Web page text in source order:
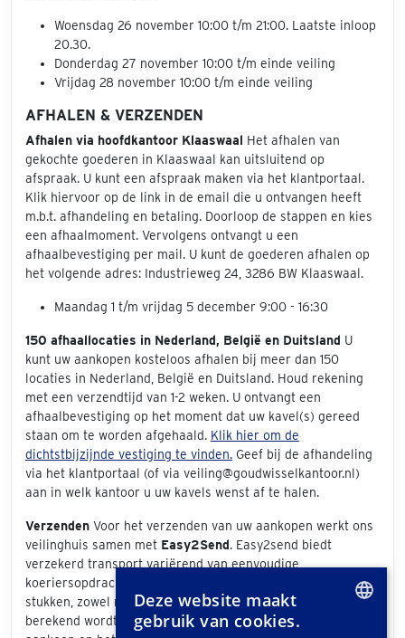
Woensdag 26 november 10:00 t/m 21:00. Laatste inloop
20.30.
Donderdag 27 november 10:00 t/m einde veiling
Vrijdag 28 november 10:00 t/m einde veiling
AFHALEN & VERZENDEN
Afhalen via hoofdkantoor Klaaswaal Het afhalen van
gekochte goederen in Klaaswaal kan uitsluitend op
afspraak. U kunt een afspraak maken via het klantportaal.
Klik hiervoor op de link in de email die u ontvangen heeft
m.b.t. afhandeling en betaling. Doorloop de stappen en kies
een afhaalmoment. Vervolgens ontvangt u een
afhaalbevestiging per mail. U kunt de goederen afhalen op
het volgende adres: Industrieweg 24, 3286 BW Klaaswaal.
Maandag 1 t/m vrijdag 5 december 9:00 - 16:30
150 afhaallocaties in Nederland, België en Duitsland U
kunt uw aankopen kosteloos afhalen bij meer dan 150
locaties in Nederland, België en Duitsland. Houd rekening
met een verzendtijd van 1-2 weken. U ontvangt een
afhaalbevestiging op het moment dat uw kavel(s) gereed
staan om te worden afgehaald. Klik hier om de
dichtstbijzijnde vestiging te vinden. Geef bij de afhandeling
via het klantportaal (of via veiling@goudwisselkantoor.nl)
aan in welk kantoor u uw kavels wenst af te halen.
Verzenden Voor het verzenden van uw aankopen werkt ons
veilinghuis samen met Easy2Send. Easy2send biedt
verzekerd transport variërend van eenvoudige
koeriersopdrachten tot het vervoeren van exclusieve
stukken, zowel nationaal als internationaal. De prijs die
berekend wordt is afhankelijk van de grootte van uw
Deze website maakt
gebruik van cookies.